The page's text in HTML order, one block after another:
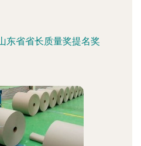
东省省长质量奖提名奖